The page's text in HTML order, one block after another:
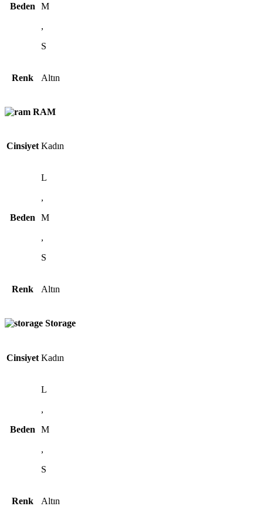
Beden
M
,
S
Renk Altın
RAM
Cinsiyet Kadın
Beden
L
,
M
,
S
Renk Altın
Storage
Cinsiyet Kadın
Beden
L
,
M
,
S
Renk Altın